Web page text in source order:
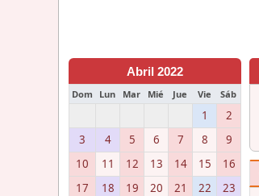
Abril 2022
Dom Lun Mar Mié Jue Vie Sáb
1
2
3
4 5 6 7 8
9
10
11 12 13 14 15
16
17
18 19 20 21 22
23